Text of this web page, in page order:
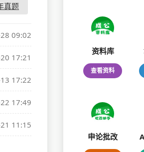
真题
09:02
17:21
17:22
17:49
11:15
资料库
查看资料
申论批改